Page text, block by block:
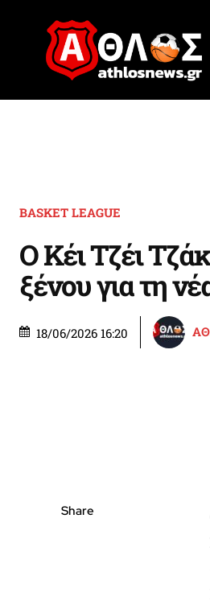
BASKET LEAGUE
Ο Κέι Τζέι
ξένου για τη
18/06/2026 16:20
Share